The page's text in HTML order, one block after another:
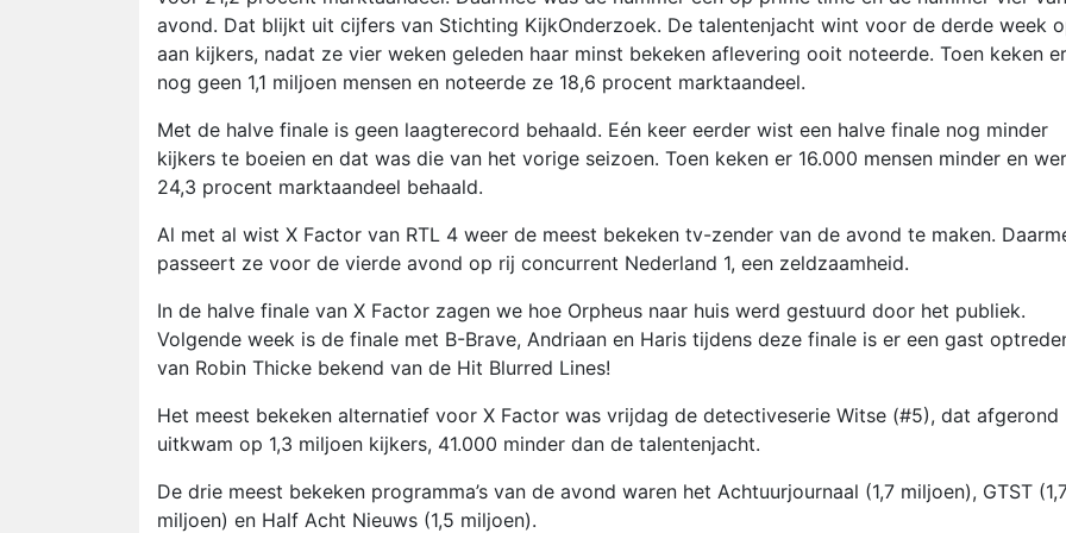
avond. Dat blijkt uit cijfers van Stichting KijkOnderzoek. De talentenjacht wint voor de derde week
aan kijkers, nadat ze vier weken geleden haar minst bekeken aflevering ooit noteerde. Toen keken er
nog geen 1,1 miljoen mensen en noteerde ze 18,6 procent marktaandeel.
Met de halve finale is geen laagterecord behaald. Eén keer eerder wist een halve finale nog minder
kijkers te boeien en dat was die van het vorige seizoen. Toen keken er 16.000 mensen minder en
24,3 procent marktaandeel behaald.
Al met al wist X Factor van RTL 4 weer de meest bekeken tv-zender van de avond te maken.
passeert ze voor de vierde avond op rij concurrent Nederland 1, een zeldzaamheid.
In de halve finale van X Factor zagen we hoe Orpheus naar huis werd gestuurd door het publiek.
Volgende week is de finale met B-Brave, Andriaan en Haris tijdens deze finale is er een gast
van Robin Thicke bekend van de Hit Blurred Lines!
Het meest bekeken alternatief voor X Factor was vrijdag de detectiveserie Witse (#5), dat afgerond
uitkwam op 1,3 miljoen kijkers, 41.000 minder dan de talentenjacht.
De drie meest bekeken programma’s van de avond waren het Achtuurjournaal (1,7 miljoen), GTST
miljoen) en Half Acht Nieuws (1,5 miljoen).